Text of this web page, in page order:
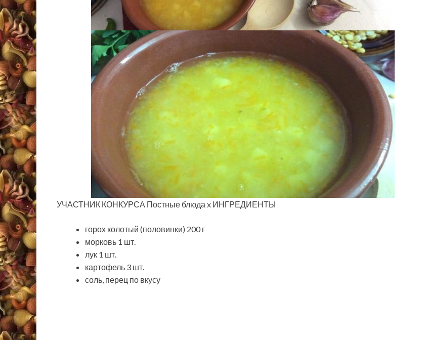
УЧАСТНИК КОНКУРСА Постные блюда x ИНГРЕДИЕНТЫ
горох колотый (половинки) 200 г
морковь 1 шт.
лук 1 шт.
картофель 3 шт.
соль, перец по вкусу